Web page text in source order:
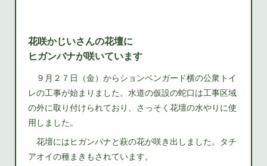
花咲かじいさんの花壇に
ヒガンバナが咲いています
９月２７日（金）からションベンガード横の公衆トイ
レの工事が始まりました。水道の仮設の蛇口は工事区域
の外に取り付けられており、さっそく花壇の水やりに使
用しました。
花壇にはヒガンバナと萩の花が咲き出しました。タチ
アオイの種まきもされています。